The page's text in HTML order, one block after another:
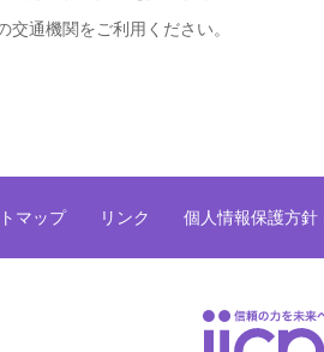
通機関をご利用ください。
マップ リンク 個人情報保護方針